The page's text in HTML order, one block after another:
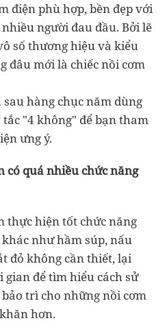
điện phù hợp, bền đẹp với
người đau đầu. Bởi lẽ
số thương hiệu và kiểu
đâu mới là chiếc nồi cơm
hàng chục năm dùng
"4 không" để bạn tham
ưng ý.
có quá nhiều chức năng
thực hiện tốt chức năng
như hầm súp, nấu
đỏ không cần thiết, lại
để tìm hiểu cách sử
trì cho những nồi cơm
hơn.